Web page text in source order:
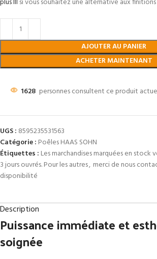
AJOUTER AU PANIER
ACHETER MAINTENANT
1628 personnes consultent ce produit
UGS : 8595235531563
Catégorie : Poêles HAAS SOHN
Étiquettes : Les marchandises marquées en stock
3 jours ouvrés. Pour les autres, merci de nous
disponibilité
Description
Puissance immédiate et
soignée